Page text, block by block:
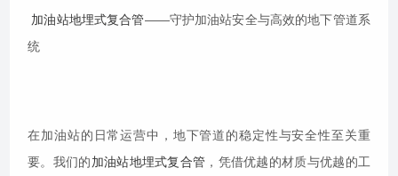
加油站地埋式复合管——守护加油站安全与高效的地下管道系
统
在加油站的日常运营中，地下管道的稳定性与安全性至关重
要。我们的加油站地埋式复合管 ，凭借优越的材质与优越的工